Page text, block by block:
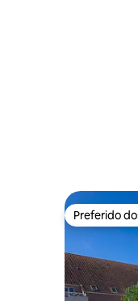
Preferido
Preferido